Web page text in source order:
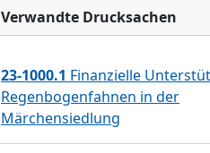
Verwandte Drucksachen
23-1000.1 Finanzielle
Regenbogenfahnen in der
Märchensiedlung